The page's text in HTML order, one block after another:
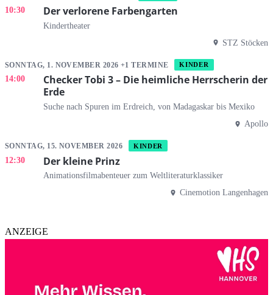
10:30 Der verlorene Farbengarten
Kindertheater
STZ Stöcken
SONNTAG, 1. NOVEMBER 2026 +1 TERMINE KINDER
14:00
Checker Tobi 3 – Die heimliche Herrscherin der
Erde
Suche nach Spuren im Erdreich, von Madagaskar bis Mexiko
Apollo
SONNTAG, 15. NOVEMBER 2026 KINDER
12:30 Der kleine Prinz
Animationsfilmabenteuer zum Weltliteraturklassiker
Cinemotion Langenhagen
ANZEIGE